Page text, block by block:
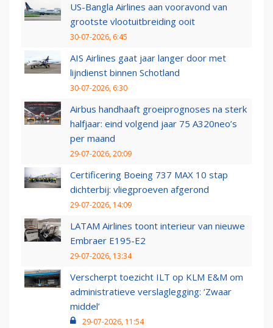
US-Bangla Airlines aan vooravond van
grootste vlootuitbreiding ooit
30-07-2026, 6:45
AIS Airlines gaat jaar langer door met
lijndienst binnen Schotland
30-07-2026, 6:30
Airbus handhaaft groeiprognoses na sterk
halfjaar: eind volgend jaar 75 A320neo’s
per maand
29-07-2026, 20:09
Certificering Boeing 737 MAX 10 stap
dichterbij: vliegproeven afgerond
29-07-2026, 14:09
LATAM Airlines toont interieur van nieuwe
Embraer E195-E2
29-07-2026, 13:34
Verscherpt toezicht ILT op KLM E&M om
administratieve verslaglegging: ‘Zwaar
middel’
29-07-2026, 11:54